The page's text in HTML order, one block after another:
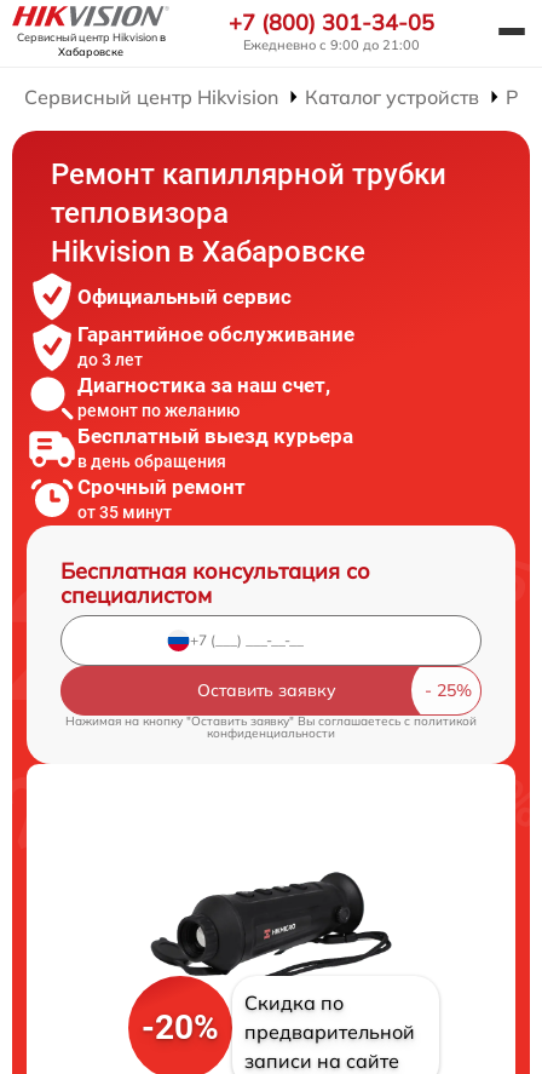
Сервисный центр Hikvisionв
Хабаровске
+7 (800) 301-34-05
Ежедневно с 9:00 до 21:00
Сервисный центр Hikvision Каталог устройств
Ремонт капиллярной трубки
тепловизора
Hikvision в Хабаровске
Официальный сервис
Гарантийное обслуживание
до 3 лет
Диагностика за наш счет,
ремонт по желанию
Бесплатный выезд курьера
в день обращения
Срочный ремонт
от 35 минут
Бесплатная консультация со
специалистом
Оставить заявку
Нажимая на кнопку "Оставить заявку" Вы соглашаетесь cполитикой
конфиденциальности
-20%
Скидка по
предварительной
записи на сайте